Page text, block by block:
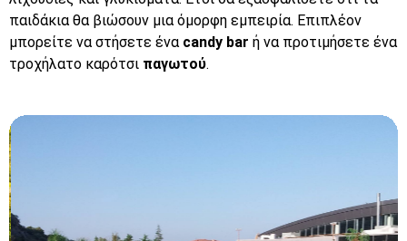
παιδάκια θα βιώσουν μια όμορφη εμπειρία. Επιπλέον
μπορείτε να στήσετε ένα candy bar ή να προτιμήσετε ένα
τροχήλατο καρότσι παγωτού.